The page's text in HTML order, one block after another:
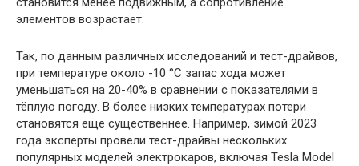
элементов возрастает.
Так, по данным различных исследований и тест-драйвов,
при температуре около -10 °C запас хода может
уменьшаться на 20-40% в сравнении с показателями в
тёплую погоду. В более низких температурах потери
становятся ещё существеннее. Например, зимой 2023
года эксперты провели тест-драйвы нескольких
популярных моделей электрокаров, включая Tesla Model